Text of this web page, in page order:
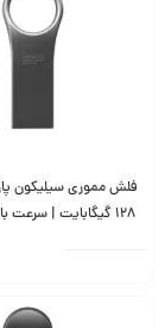
128 گیگابایت | سرعت بالا و طراحی زیبا